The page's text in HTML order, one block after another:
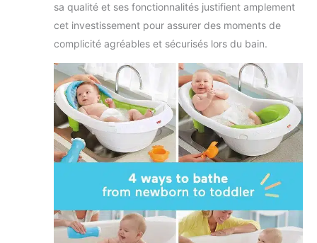
sa qualité et ses fonctionnalités justifient amplement
cet investissement pour assurer des moments de
complicité agréables et sécurisés lors du bain.